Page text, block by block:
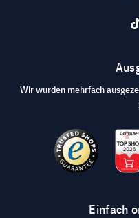
Wir wurden mehrfach
Einfach